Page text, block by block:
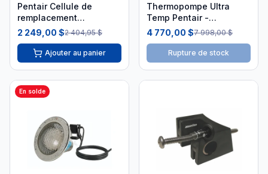
Pentair Cellule de
remplacement
IntelliChlor 40000
gallons IC-40
2 249,00 $2 404,95 $
Ajouter au panier
Thermopompe Ultra
Temp Pentair -
Chauffage Piscine
4 770,00 $7 998,00 $
Rupture de stock
En solde